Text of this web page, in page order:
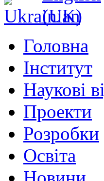
Головна
Інститут
Наукові
Проекти
Розробки
Освіта